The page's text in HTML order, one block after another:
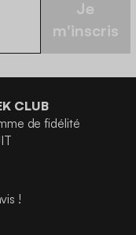
Je
m'inscris
CLUB
de fidélité
!